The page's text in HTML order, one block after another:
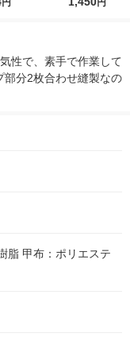
円 円
性で、素手で作業して
部分2枚合わせ縫製なの
脂 甲布：ポリエステ